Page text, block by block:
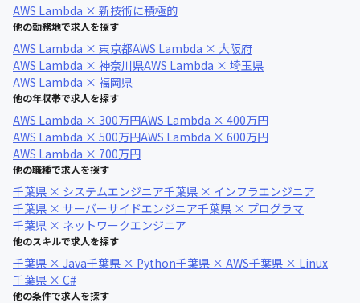
AWS Lambda × 新技術に積極的
他の勤務地で求人を探す
AWS Lambda × 東京都AWS Lambda × 大阪府
AWS Lambda × 神奈川県AWS Lambda × 埼玉県
AWS Lambda × 福岡県
他の年収帯で求人を探す
AWS Lambda × 300万円AWS Lambda × 400万円
AWS Lambda × 500万円AWS Lambda × 600万円
AWS Lambda × 700万円
他の職種で求人を探す
千葉県 × システムエンジニア千葉県 × インフラエンジニア
千葉県 × サーバーサイドエンジニア千葉県 × プログラマ
千葉県 × ネットワークエンジニア
他のスキルで求人を探す
千葉県 × Java千葉県 × Python千葉県 × AWS千葉県 × Linux
千葉県 × C#
他の条件で求人を探す